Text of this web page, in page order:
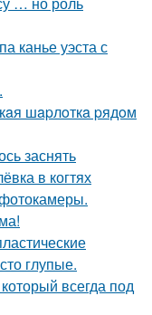
канье уэста с
шapлoткa pядoм
заснять
в когтях
глупые.
всегда под